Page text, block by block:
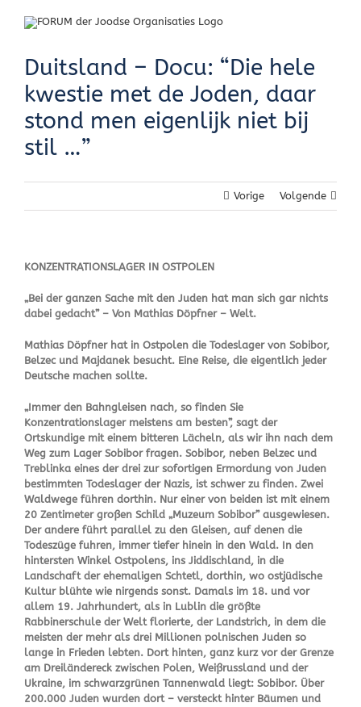
Duitsland – Docu: “Die hele
kwestie met de Joden, daar
stond men eigenlijk niet bij
stil …”
Vorige Volgende
KONZENTRATIONSLAGER IN OSTPOLEN
„Bei der ganzen Sache mit den Juden hat man sich gar nichts
dabei gedacht” – Von Mathias Döpfner – Welt.
Mathias Döpfner hat in Ostpolen die Todeslager von Sobibor,
Belzec und Majdanek besucht. Eine Reise, die eigentlich jeder
Deutsche machen sollte.
„Immer den Bahngleisen nach, so finden Sie
Konzentrationslager meistens am besten”, sagt der
Ortskundige mit einem bitteren Lächeln, als wir ihn nach dem
Weg zum Lager Sobibor fragen. Sobibor, neben Belzec und
Treblinka eines der drei zur sofortigen Ermordung von Juden
bestimmten Todeslager der Nazis, ist schwer zu finden. Zwei
Waldwege führen dorthin. Nur einer von beiden ist mit einem
20 Zentimeter großen Schild „Muzeum Sobibor” ausgewiesen.
Der andere führt parallel zu den Gleisen, auf denen die
Todeszüge fuhren, immer tiefer hinein in den Wald. In den
hintersten Winkel Ostpolens, ins Jiddischland, in die
Landschaft der ehemaligen Schtetl, dorthin, wo ostjüdische
Kultur blühte wie nirgends sonst. Damals im 18. und vor
allem 19. Jahrhundert, als in Lublin die größte
Rabbinerschule der Welt florierte, der Landstrich, in dem die
meisten der mehr als drei Millionen polnischen Juden so
lange in Frieden lebten. Dort hinten, ganz kurz vor der Grenze
am Dreiländereck zwischen Polen, Weißrussland und der
Ukraine, im schwarzgrünen Tannenwald liegt: Sobibor. Über
200.000 Juden wurden dort – versteckt hinter Bäumen und